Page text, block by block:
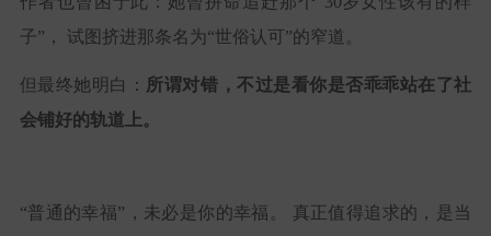
子”， 试图挤进那条名为“世俗认可”的窄道。
但最终她明白：
所谓对错，不过是看你是否乖乖站在了社
会铺好的轨道上。
“普通的幸福”，未必是你的幸福。 真正值得追求的，是当